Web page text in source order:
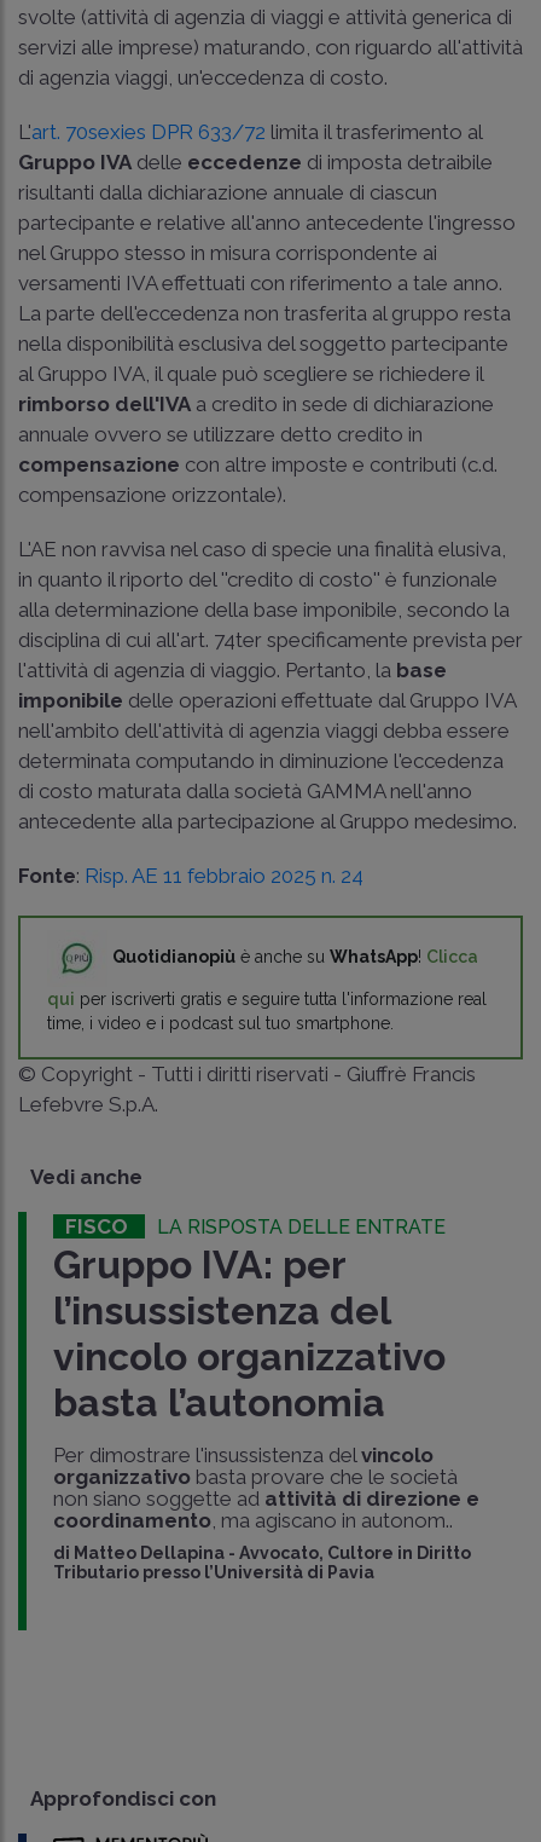
svolte (attività di agenzia di viaggi e attività generica di
servizi alle imprese) maturando, con riguardo all'attività
di agenzia viaggi, un'eccedenza di costo.
L'art. 70sexies DPR 633/72 limita il trasferimento al
Gruppo IVA delle eccedenze di imposta detraibile
risultanti dalla dichiarazione annuale di ciascun
partecipante e relative all'anno antecedente l'ingresso
nel Gruppo stesso in misura corrispondente ai
versamenti IVA effettuati con riferimento a tale anno.
La parte dell'eccedenza non trasferita al gruppo resta
nella disponibilità esclusiva del soggetto partecipante
al Gruppo IVA, il quale può scegliere se richiedere il
rimborso dell'IVA a credito in sede di dichiarazione
annuale ovvero se utilizzare detto credito in
compensazione con altre imposte e contributi (c.d.
compensazione orizzontale).
L'AE non ravvisa nel caso di specie una finalità elusiva,
in quanto il riporto del ''credito di costo'' è funzionale
alla determinazione della base imponibile, secondo la
disciplina di cui all'art. 74ter specificamente prevista per
l'attività di agenzia di viaggio. Pertanto, la base
imponibile delle operazioni effettuate dal Gruppo IVA
nell'ambito dell'attività di agenzia viaggi debba essere
determinata computando in diminuzione l'eccedenza
di costo maturata dalla società GAMMA nell'anno
antecedente alla partecipazione al Gruppo medesimo.
Fonte: Risp. AE 11 febbraio 2025 n. 24
Quotidianopiù è anche su WhatsApp! Clicca
qui per iscriverti gratis e seguire tutta l'informazione real
time, i video e i podcast sul tuo smartphone.
© Copyright - Tutti i diritti riservati - Giuffrè Francis
Lefebvre S.p.A.
Vedi anche
FISCO LA RISPOSTA DELLE ENTRATE
Gruppo IVA: per
l’insussistenza del
vincolo organizzativo
basta l’autonomia
Per dimostrare l'insussistenza del vincolo
organizzativo basta provare che le società
non siano soggette ad attività di direzione e
coordinamento, ma agiscano in autonom..
di Matteo Dellapina - Avvocato, Cultore in Diritto
Tributario presso l’Università di Pavia
Approfondisci con